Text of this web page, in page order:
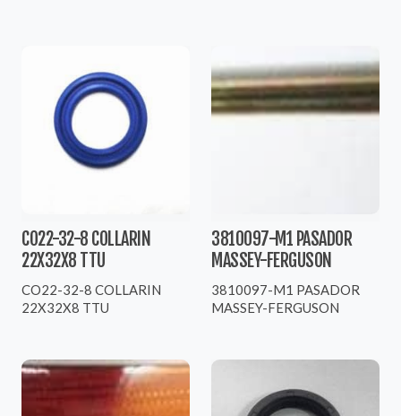
CO22-32-8 COLLARIN
22X32X8 TTU
CO22-32-8 COLLARIN
22X32X8 TTU
3810097-M1 PASADOR
MASSEY-FERGUSON
3810097-M1 PASADOR
MASSEY-FERGUSON